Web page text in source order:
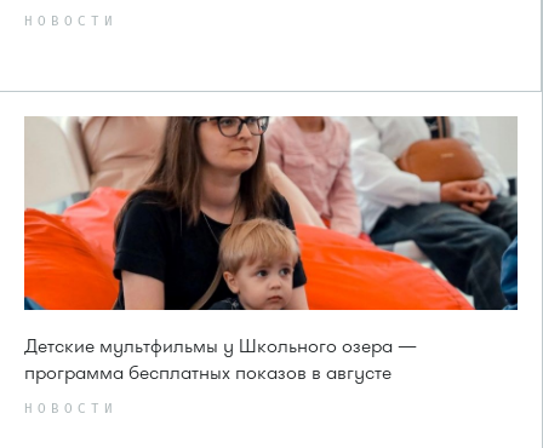
НОВОСТИ
Детские мультфильмы у Школьного озера —
программа бесплатных показов в августе
НОВОСТИ